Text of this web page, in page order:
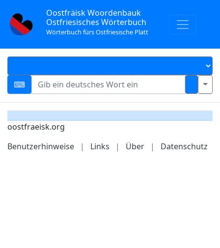
Oostfräisk Woordenbauk
Ostfriesisches Wörterbuch
Wörterbuch fürs Ostfriesische Platt
oostfraeisk.org
Benutzerhinweise
| Links | Über | Datenschutz